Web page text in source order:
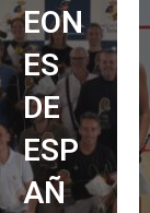
UER
O Y
SIE
NA
HAL